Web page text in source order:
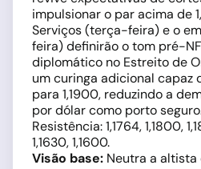
impulsionar o par acima de
Serviços (terça-feira) e o
feira) definirão o tom pré-
diplomático no Estreito de
um curinga adicional capaz
para 1,1900, reduzindo a
por dólar como porto
Resistência: 1,1764, 1,1800,
1,1630, 1,1600.
Visão base: Neutra a altista